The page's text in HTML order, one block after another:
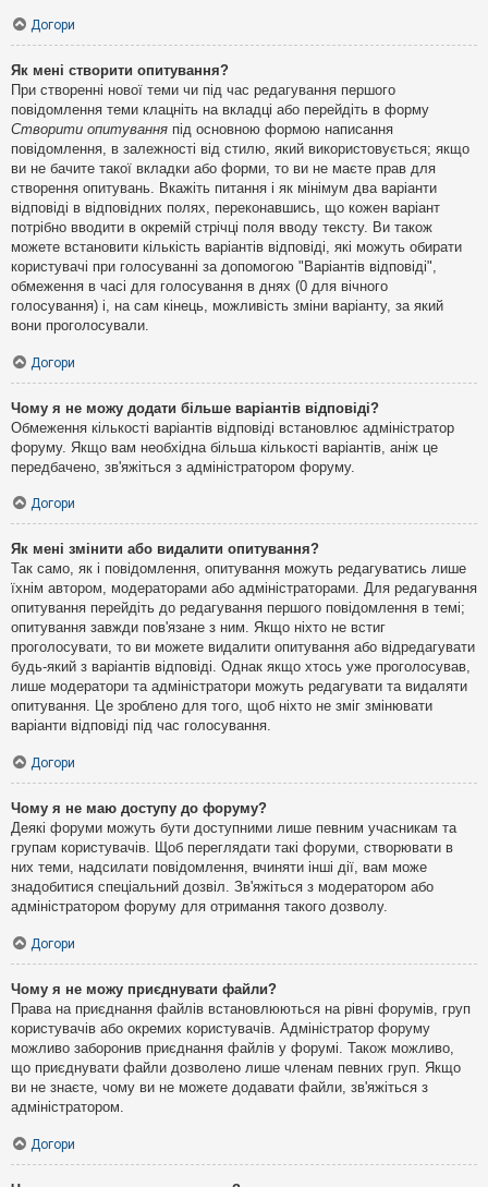
Догори
Як мені створити опитування?
При створенні нової теми чи під час редагування першого
повідомлення теми клацніть на вкладці або перейдіть в форму
Створити опитування під основною формою написання
повідомлення, в залежності від стилю, який використовується; якщо
ви не бачите такої вкладки або форми, то ви не маєте прав для
створення опитувань. Вкажіть питання і як мінімум два варіанти
відповіді в відповідних полях, переконавшись, що кожен варіант
потрібно вводити в окремій стрічці поля вводу тексту. Ви також
можете встановити кількість варіантів відповіді, які можуть обирати
користувачі при голосуванні за допомогою "Варіантів відповіді",
обмеження в часі для голосування в днях (0 для вічного
голосування) і, на сам кінець, можливість зміни варіанту, за який
вони проголосували.
Догори
Чому я не можу додати більше варіантів відповіді?
Обмеження кількості варіантів відповіді встановлює адміністратор
форуму. Якщо вам необхідна більша кількості варіантів, аніж це
передбачено, зв'яжіться з адміністратором форуму.
Догори
Як мені змінити або видалити опитування?
Так само, як і повідомлення, опитування можуть редагуватись лише
їхнім автором, модераторами або адміністраторами. Для редагування
опитування перейдіть до редагування першого повідомлення в темі;
опитування завжди пов'язане з ним. Якщо ніхто не встиг
проголосувати, то ви можете видалити опитування або відредагувати
будь-який з варіантів відповіді. Однак якщо хтось уже проголосував,
лише модератори та адміністратори можуть редагувати та видаляти
опитування. Це зроблено для того, щоб ніхто не зміг змінювати
варіанти відповіді під час голосування.
Догори
Чому я не маю доступу до форуму?
Деякі форуми можуть бути доступними лише певним учасникам та
групам користувачів. Щоб переглядати такі форуми, створювати в
них теми, надсилати повідомлення, вчиняти інші дії, вам може
знадобитися спеціальний дозвіл. Зв'яжіться з модератором або
адміністратором форуму для отримання такого дозволу.
Догори
Чому я не можу приєднувати файли?
Права на приєднання файлів встановлюються на рівні форумів, груп
користувачів або окремих користувачів. Адміністратор форуму
можливо заборонив приєднання файлів у форумі. Також можливо,
що приєднувати файли дозволено лише членам певних груп. Якщо
ви не знаєте, чому ви не можете додавати файли, зв'яжіться з
адміністратором.
Догори